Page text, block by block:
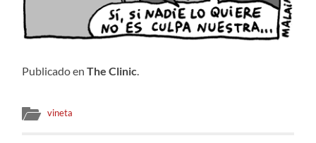
Publicado enThe Clinic.
vineta